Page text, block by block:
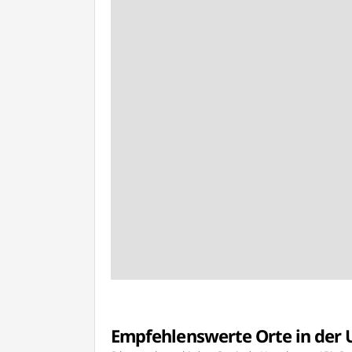
Empfehlenswerte Orte in der